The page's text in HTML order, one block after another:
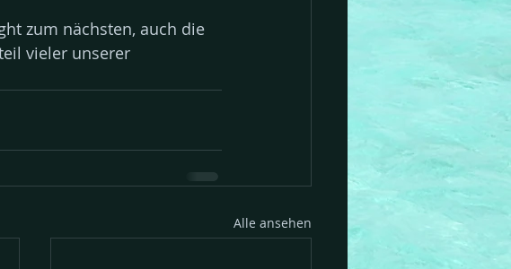
zum nächsten, auch die
vieler unserer
Alle ansehen